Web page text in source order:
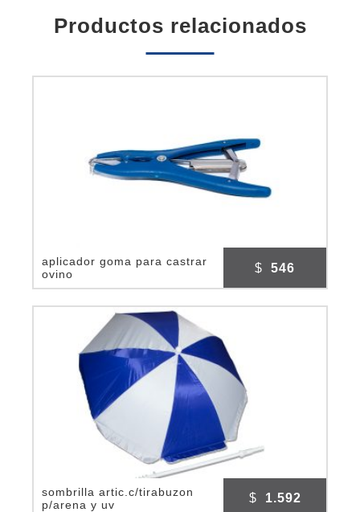
productos relacionados
aplicador goma para castrar
ovino
$ 546
sombrilla artic.c/tirabuzon
p/arena y uv
$ 1.592